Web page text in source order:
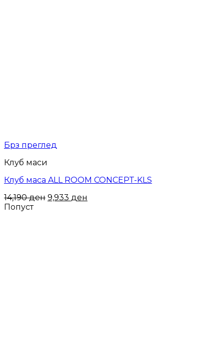
Брз преглед
Клуб маси
Клуб маса ALL ROOM CONCEPT-KLS
14,190ден 9,933 ден
Попуст